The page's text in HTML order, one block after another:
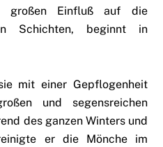
großen Einfluß auf die
Schichten, beginnt in
mit einer Gepflogenheit
und segensreichen
des ganzen Winters und
er die Mönche im